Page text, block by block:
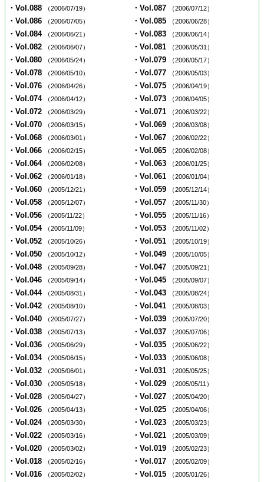
・Vol.088 （2006/07/19） ・Vol.087 （2006/07/12）
・Vol.086 （2006/07/05） ・Vol.085 （2006/06/28）
・Vol.084 （2006/06/21） ・Vol.083 （2006/06/14）
・Vol.082 （2006/06/07） ・Vol.081 （2006/05/31）
・Vol.080 （2006/05/24） ・Vol.079 （2006/05/17）
・Vol.078 （2006/05/10） ・Vol.077 （2006/05/03）
・Vol.076 （2006/04/26） ・Vol.075 （2006/04/19）
・Vol.074 （2006/04/12） ・Vol.073 （2006/04/05）
・Vol.072 （2006/03/29） ・Vol.071 （2006/03/22）
・Vol.070 （2006/03/15） ・Vol.069 （2006/03/08）
・Vol.068 （2006/03/01） ・Vol.067 （2006/02/22）
・Vol.066 （2006/02/15） ・Vol.065 （2006/02/08）
・Vol.064 （2006/02/08） ・Vol.063 （2006/01/25）
・Vol.062 （2006/01/18） ・Vol.061 （2006/01/04）
・Vol.060 （2005/12/21） ・Vol.059 （2005/12/14）
・Vol.058 （2005/12/07） ・Vol.057 （2005/11/30）
・Vol.056 （2005/11/22） ・Vol.055 （2005/11/16）
・Vol.054 （2005/11/09） ・Vol.053 （2005/11/02）
・Vol.052 （2005/10/26） ・Vol.051 （2005/10/19）
・Vol.050 （2005/10/12） ・Vol.049 （2005/10/05）
・Vol.048 （2005/09/28） ・Vol.047 （2005/09/21）
・Vol.046 （2005/09/14） ・Vol.045 （2005/09/07）
・Vol.044 （2005/08/31） ・Vol.043 （2005/08/24）
・Vol.042 （2005/08/10） ・Vol.041 （2005/08/03）
・Vol.040 （2005/07/27） ・Vol.039 （2005/07/20）
・Vol.038 （2005/07/13） ・Vol.037 （2005/07/06）
・Vol.036 （2005/06/29） ・Vol.035 （2005/06/22）
・Vol.034 （2005/06/15） ・Vol.033 （2005/06/08）
・Vol.032 （2005/06/01） ・Vol.031 （2005/05/25）
・Vol.030 （2005/05/18） ・Vol.029 （2005/05/11）
・Vol.028 （2005/04/27） ・Vol.027 （2005/04/20）
・Vol.026 （2005/04/13） ・Vol.025 （2005/04/06）
・Vol.024 （2005/03/30） ・Vol.023 （2005/03/23）
・Vol.022 （2005/03/16） ・Vol.021 （2005/03/09）
・Vol.020 （2005/03/02） ・Vol.019 （2005/02/23）
・Vol.018 （2005/02/16） ・Vol.017 （2005/02/09）
・Vol.016 （2005/02/02） ・Vol.015 （2005/01/26）